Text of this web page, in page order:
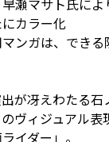
瀬マサト氏によ
カラー化
ンガは、できる
が冴えわたる
ヴィジュアル
イダー」。